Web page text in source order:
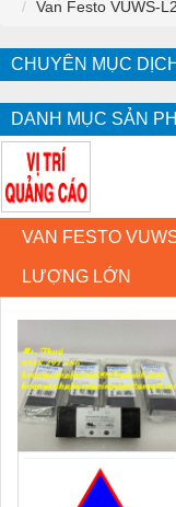
Van Festo VUWS-
CHUYÊN MỤC
DANH MỤC SẢN
VAN FESTO
LƯỢNG LỚN